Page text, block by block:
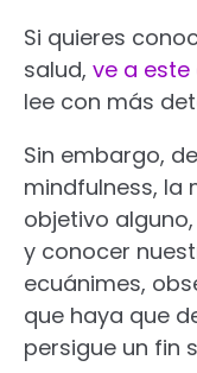
Si quieres
salud, ve a
lee con más
Sin embargo,
mindfulness, la
objetivo
y conocer
ecuánimes,
que haya que
persigue un fin